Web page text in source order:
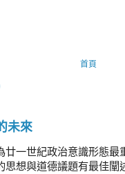
首頁
未來
廿一世紀政治意識形態
思想與道德議題有最佳